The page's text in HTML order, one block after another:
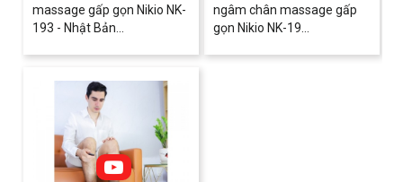
massage gấp gọn Nikio NK-
193 - Nhật Bản...
ngâm chân massage gấp
gọn Nikio NK-19...